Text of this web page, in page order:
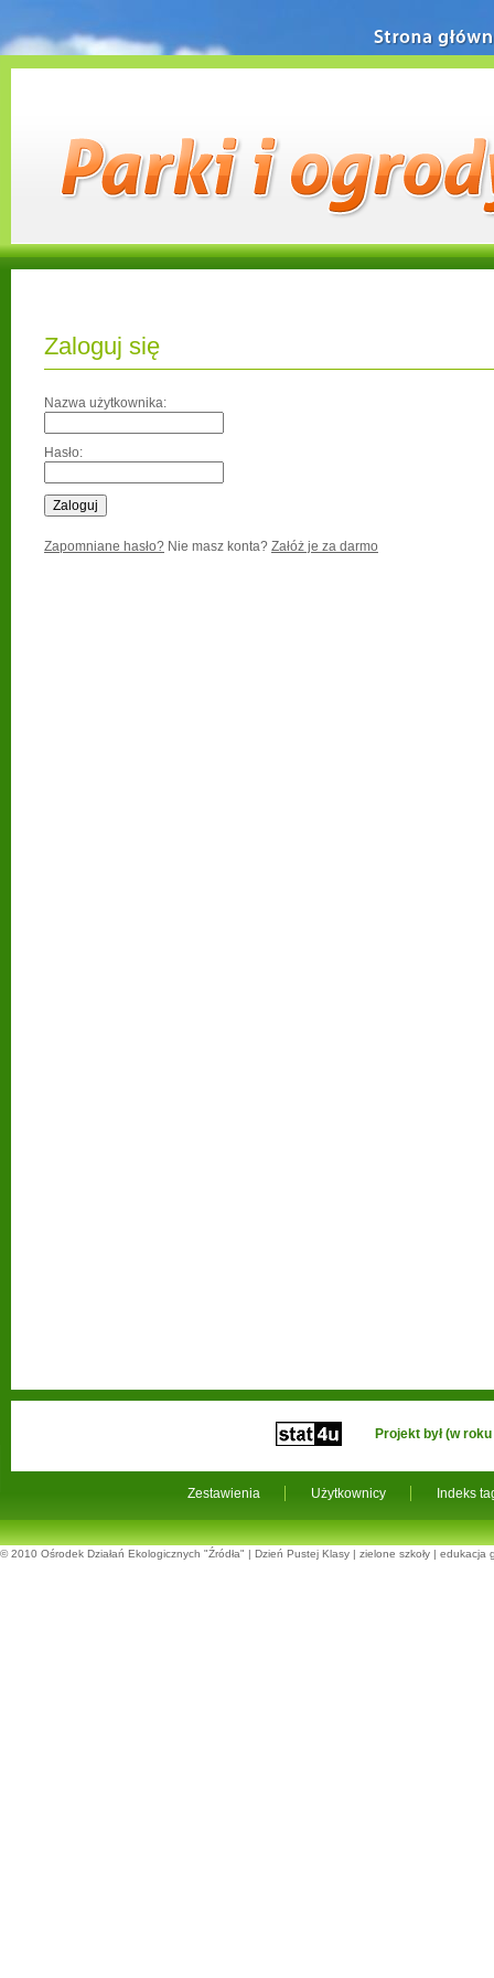
Zaloguj się
Nazwa użytkownika:
Hasło:
Zapomniane hasło? Nie masz konta? Załóż je za darmo
Strona główna
Zestawienia Użytkownicy Indeks
Projekt był (w
© 2010 Ośrodek Działań Ekologicznych "Źródła" | Dzień Pustej Klasy | zielone szkoły | edukacja